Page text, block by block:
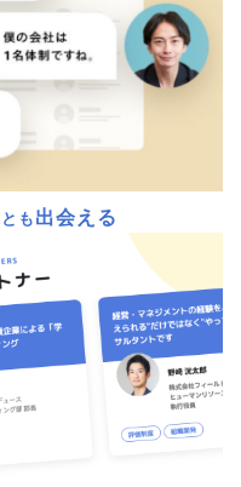
も出会える